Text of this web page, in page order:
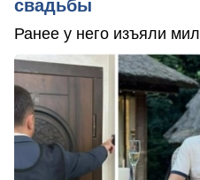
свадьбы
Ранее у него изъяли